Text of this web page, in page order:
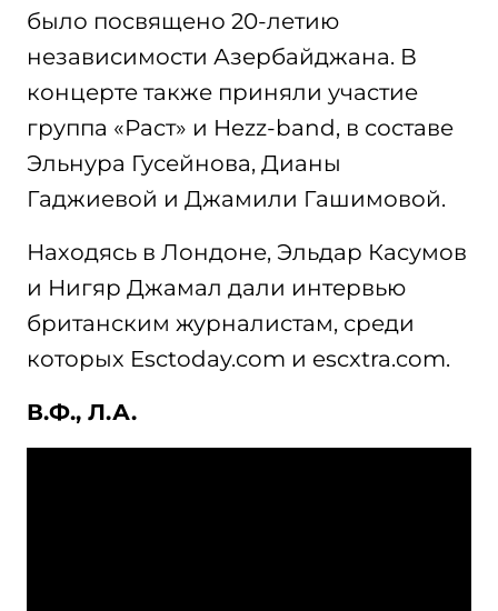
было посвящено 20-летию
независимости Азербайджана. В
концерте также приняли участие
группа «Раст» и Hezz-band, в составе
Эльнура Гусейнова, Дианы
Гаджиевой и Джамили Гашимовой.
Находясь в Лондоне, Эльдар Касумов
и Нигяр Джамал дали интервью
британским журналистам, среди
которых Esctoday.com и escxtra.com.
В.Ф., Л.А.